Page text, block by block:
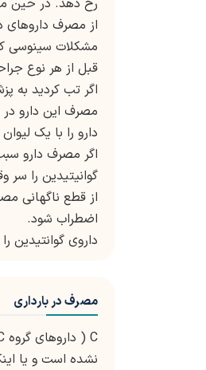
از مصرف داروهای
مشکلات سینوسی
قبل از هر نوع
اگر تب کردید به
مصرف این دارو در
دارو را با یک
اگر مصرف دارو
گوانیتیدین را سر
از قطع ناگهانی
اضطراب شود.
داروی گوانتیدین
مصرف در بارداری
نشده است و یا